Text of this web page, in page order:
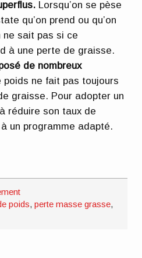
Lorsqu’on se pèse
qu’on prend ou qu’on
ne sait pas si ce
à une perte de graisse.
de nombreux
poids ne fait pas toujours
graisse. Pour adopter un
réduire son taux de
un programme adapté.
poids,perte masse grasse,